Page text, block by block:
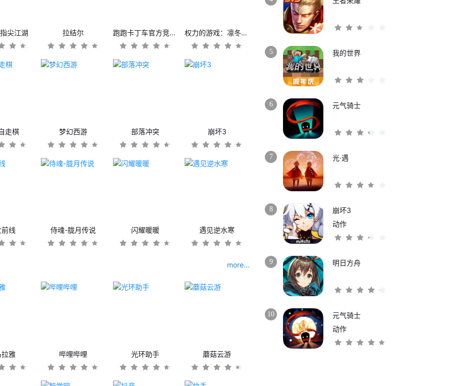
尖江湖 拉结尔 跑跑卡丁车官方竞速版 权力的游戏：凛冬将至
走棋 梦幻西游 部落冲突 崩坏3
线 侍魂-胧月传说 闪耀暖暖 遇见逆水寒
more...
雅 哔哩哔哩 光环助手 蘑菇云游
5 我的世界
6 元气骑士
7 光·遇
8
崩坏3
动作
9 明日方舟
10
元气骑士
动作